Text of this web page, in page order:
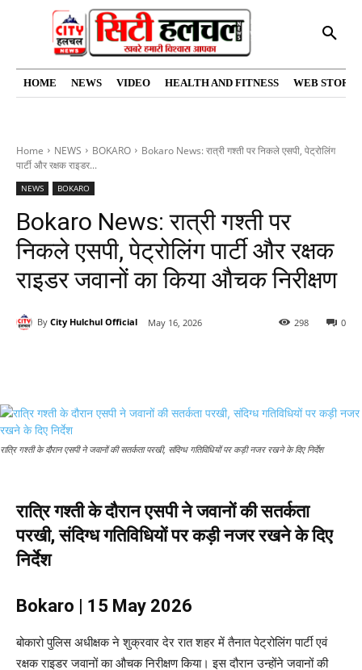
HOME NEWS VIDEO HEALTH AND FITNESS WEB
Home NEWS BOKARO
Bokaro News: रात्री गश्ती पर निकले एसपी, पेट्रोलिंग
पार्टी और रक्षक राइडर...
NEWS BOKARO
Bokaro News: रात्री गश्ती पर
निकले एसपी, पेट्रोलिंग पार्टी और रक्षक
राइडर जवानों का किया औचक निरीक्षण
By City Hulchul Official May 16, 2026 0
298
रात्रि गश्ती के दौरान एसपी ने जवानों की सतर्कता परखी, संदिग्ध गतिविधियों पर कड़ी नजर रखने के दिए निर्देश
रात्रि गश्ती के दौरान एसपी ने जवानों की सतर्कता
परखी, संदिग्ध गतिविधियों पर कड़ी नजर रखने के दिए
निर्देश
Bokaro | 15 May 2026
बोकारो पुलिस अधीक्षक ने शुक्रवार देर रात शहर में तैनात पेट्रोलिंग पार्टी एवं
रक्षक राइडर जवानों का औचक निरीक्षण किया। इस दौरान उन्होंने जवानों की